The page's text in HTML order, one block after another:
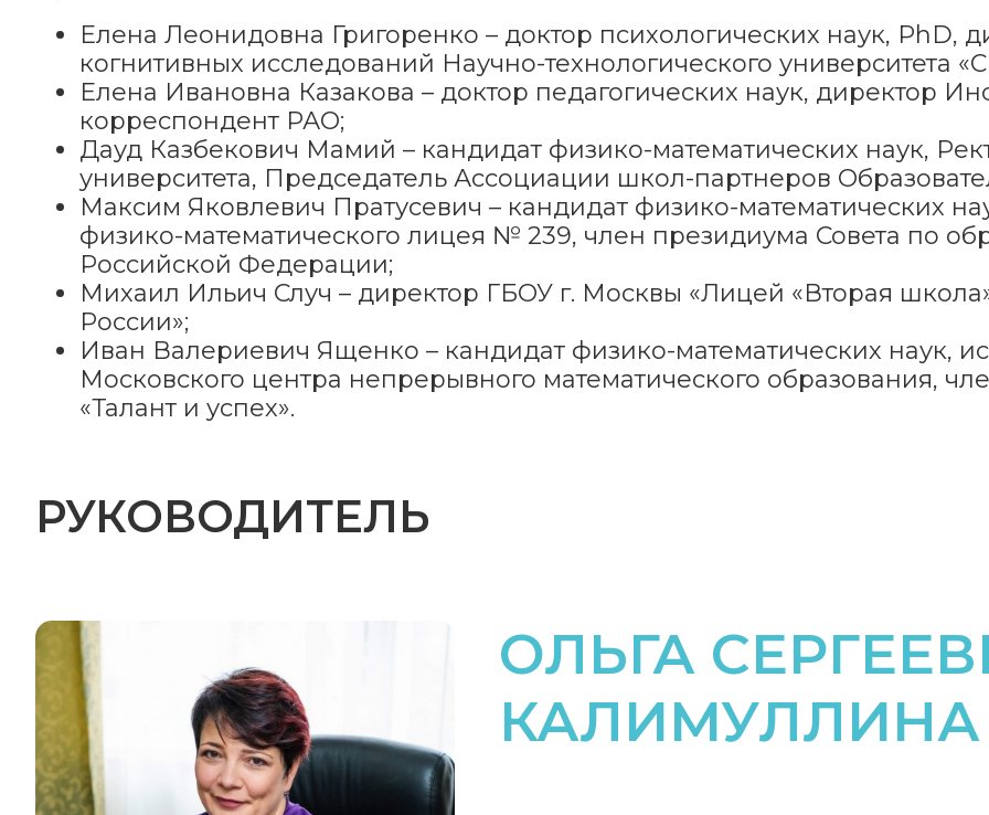
Елена Леонидовна Григоренко – доктор психологических наук, PhD,
когнитивных исследований Научно-технологического университета
Елена Ивановна Казакова – доктор педагогических наук, директор
корреспондент РАО;
Дауд Казбекович Мамий – кандидат физико-математических наук,
университета, Председатель Ассоциации школ-партнеров
Максим Яковлевич Пратусевич – кандидат физико-математических
физико-математического лицея № 239, член президиума Совета по
Российской Федерации;
Михаил Ильич Случ – директор ГБОУ г. Москвы «Лицей «Вторая
России»;
Иван Валериевич Ященко – кандидат физико-математических наук,
Московского центра непрерывного математического образования,
«Талант и успех».
РУКОВОДИТЕЛЬ
ОЛЬГА
КАЛИМУЛЛИНА